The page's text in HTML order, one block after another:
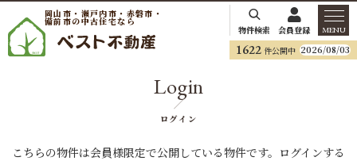
岡山市・瀬戸内市・赤磐市・
備前市の中古住宅なら
物件検索 会員登録 MENU
1622 件公開中 2026/08/03
Login
ログイン
こちらの物件は会員様限定で公開している物件です。ログインする